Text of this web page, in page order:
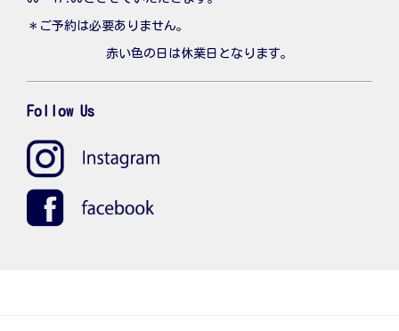
＊ご予約は必要ありません。
赤い色の日は休業日となります。
Follow Us